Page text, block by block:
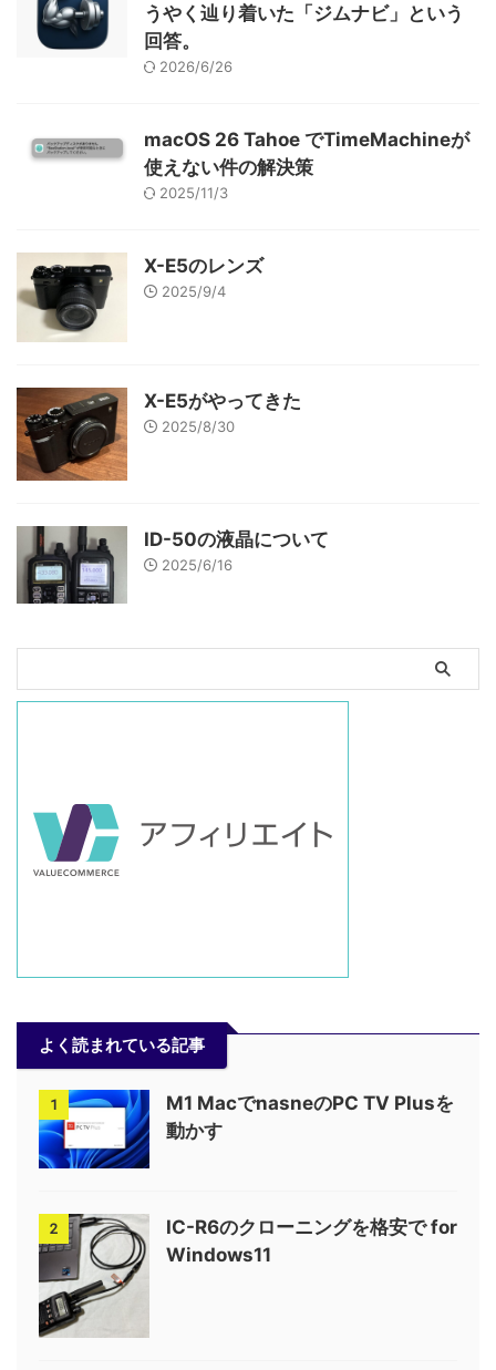
うやく辿り着いた「ジムナビ」という
回答。
2026/6/26
macOS 26 Tahoe でTimeMachineが
使えない件の解決策
2025/11/3
X-E5のレンズ
2025/9/4
X-E5がやってきた
2025/8/30
ID-50の液晶について
2025/6/16
よく読まれている記事
1
M1 MacでnasneのPC TV Plusを
動かす
2
IC-R6のクローニングを格安で for
Windows11